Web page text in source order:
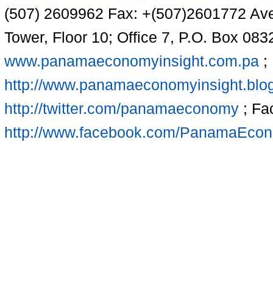
(507) 2609962 Fax: +(507)2601772
Tower, Floor 10; Office 7, P.O. Box
www.panamaeconomyinsight.com.pa;
http://
http://twitter.com/panamaeconomy;
http://www.facebook.com/